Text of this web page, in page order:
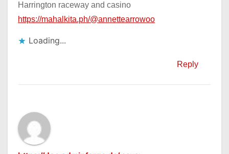
Harrington raceway and casino
https://mahalkita.ph/@annettearrowoo
Loading...
Reply